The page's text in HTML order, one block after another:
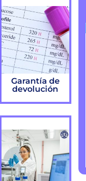
Garantía de
devolución